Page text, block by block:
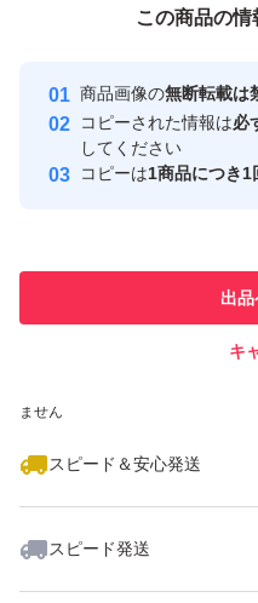
安心取引出品者
取引実績
ません
スピード＆安心発送
スピード発送
この商品の
商品画像の無断転載は
コピーされた情報は必
してください
コピーは1商品につき1
出
キ
この商品をみている人にオ